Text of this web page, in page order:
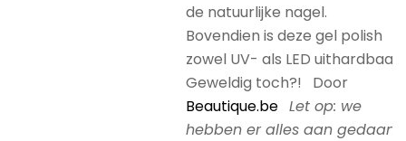
de natuurlijke nagel.
Bovendien is deze gel polish
zowel UV- als LED uithardbaar.
Geweldig toch?! Door
Beautique.be Let op: we
hebben er alles aan gedaan